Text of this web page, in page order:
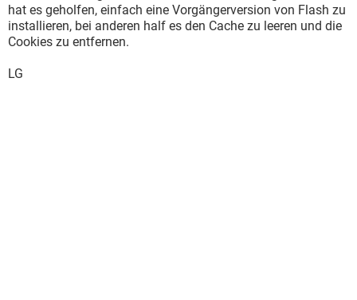
hat es geholfen, einfach eine Vorgängerversion von Flash zu
installieren, bei anderen half es den Cache zu leeren und die
Cookies zu entfernen.
LG